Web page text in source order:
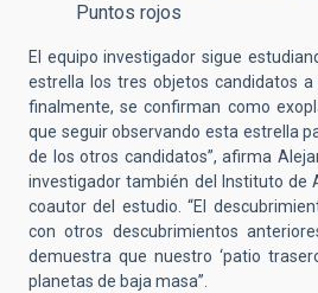
Puntos rojos
El equipo investigador sigue
estrella los tres objetos candidatos
finalmente, se confirman como
que seguir observando esta estrella
de los otros candidatos”, afirma
investigador también del Instituto de
coautor del estudio. “El
con otros descubrimientos
demuestra que nuestro ‘patio
planetas de baja masa”.